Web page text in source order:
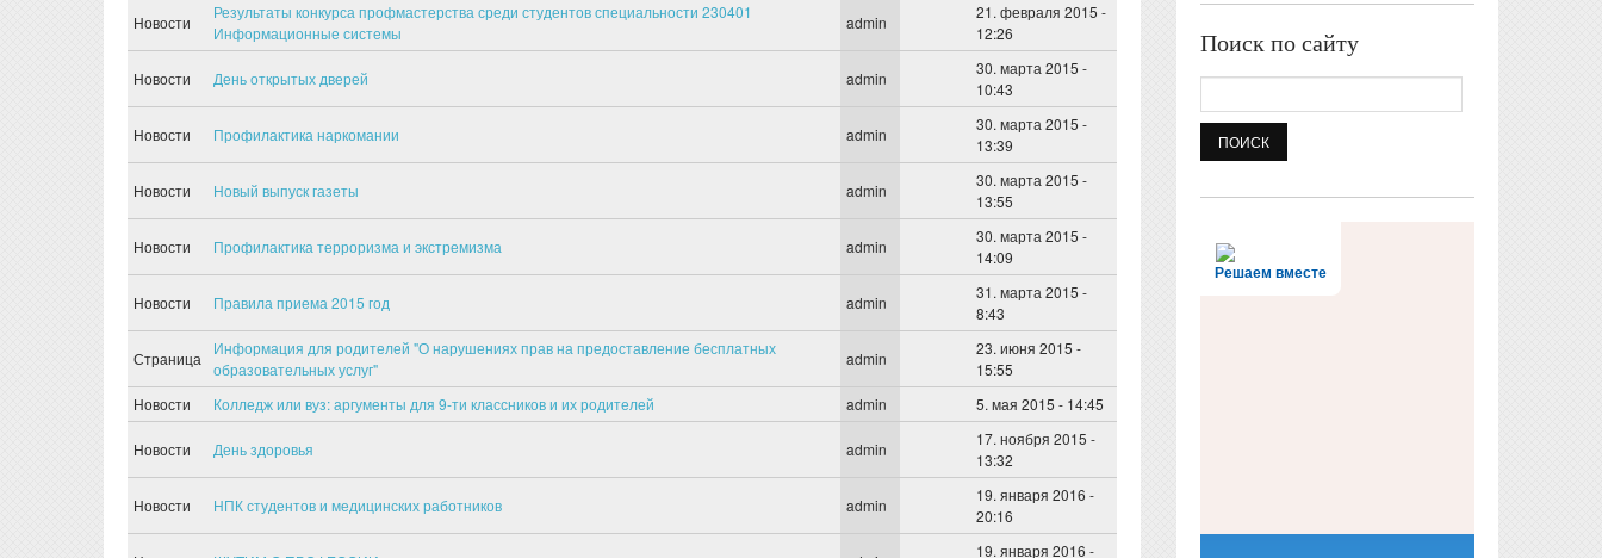
Новости
Результаты конкурса профмастерства среди студентов специальности 230401
Информационные системы
admin
21. февраля 2015 -
12:26
Новости День открытых дверей admin
30. марта 2015 -
10:43
Новости Профилактика наркомании admin
30. марта 2015 -
13:39
Новости Новый выпуск газеты admin
30. марта 2015 -
13:55
Новости Профилактика терроризма и экстремизма admin
30. марта 2015 -
14:09
Новости Правила приема 2015 год admin
31. марта 2015 -
8:43
Страница
Информация для родителей "О нарушениях прав на предоставление бесплатных
образовательных услуг"
admin
23. июня 2015 -
15:55
Новости
Колледж или вуз: аргументы для 9-ти классников и их родителей admin 5. мая 2015 - 14:45
Новости День здоровья admin
17. ноября 2015 -
13:32
Новости НПК студентов и медицинских работников admin
19. января 2016 -
20:16
19. января 2016 -
Поиск по сайту
Решаем вместе